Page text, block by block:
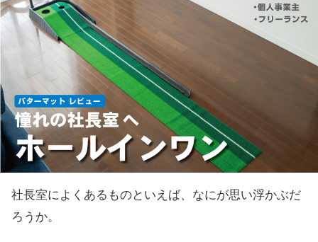
社長室によくあるものといえば、なにが思い浮かぶだ
ろうか。